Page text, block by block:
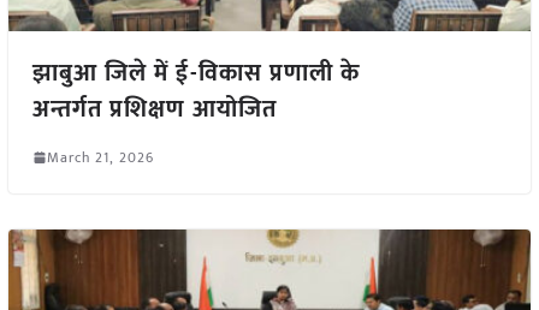
झाबुआ जिले में ई-विकास प्रणाली के
अन्तर्गत प्रशिक्षण आयोजित
March 21, 2026